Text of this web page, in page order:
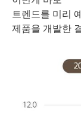
트렌드를 미리
제품을 개발한